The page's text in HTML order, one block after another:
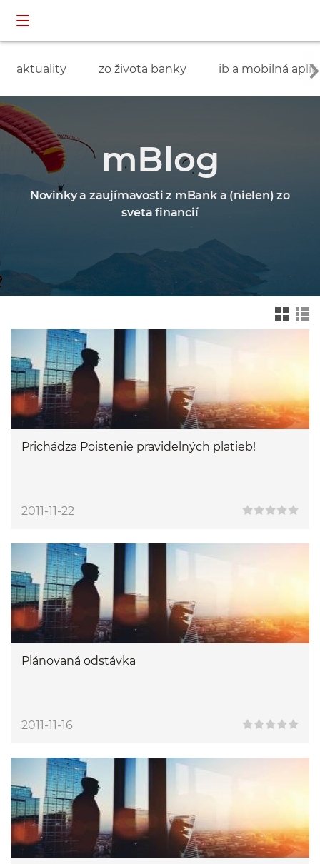
aktuality zo života banky ib a mobilná
mBlog
Novinky a zaujímavosti z mBank a (nielen) zo
sveta financií
widok drz
ewa
felkowy
Prichádza Poistenie pravidelných platieb!
2011-11-22
Plánovaná odstávka
2011-11-16